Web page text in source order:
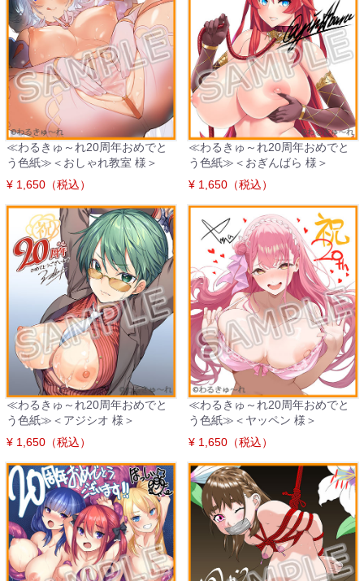
≪わるきゅ～れ20周年おめでと
う色紙≫＜おしゃれ教室 様＞
¥ 1,650（税込）
≪わるきゅ～れ20周年おめでと
う色紙≫＜おぎんばら 様＞
¥ 1,650（税込）
≪わるきゅ～れ20周年おめでと
う色紙≫＜アジシオ 様＞
¥ 1,650（税込）
≪わるきゅ～れ20周年おめでと
う色紙≫＜ヤッペン 様＞
¥ 1,650（税込）